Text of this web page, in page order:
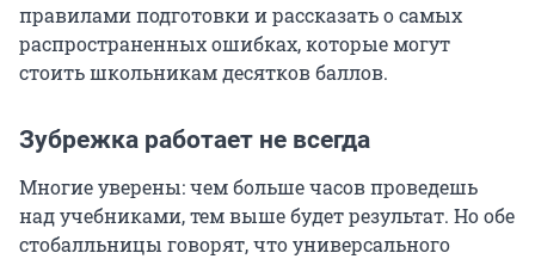
правилами подготовки и рассказать о самых
распространенных ошибках, которые могут
стоить школьникам десятков баллов.
Зубрежка работает не всегда
Многие уверены: чем больше часов проведешь
над учебниками, тем выше будет результат. Но обе
стобалльницы говорят, что универсального